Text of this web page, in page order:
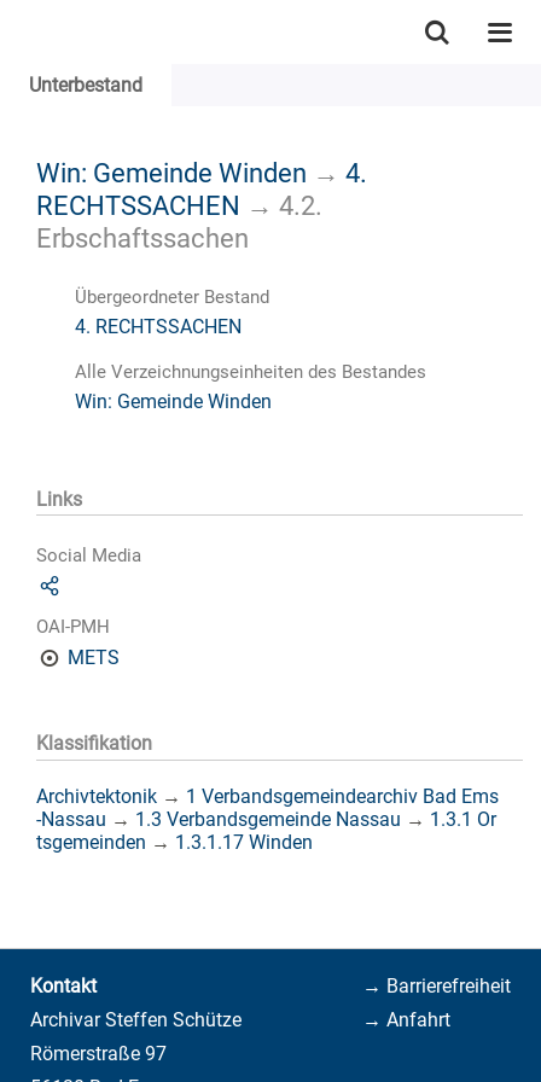
Unterbestand
Win: Gemeinde Winden → 4.
RECHTSSACHEN → 4.2.
Erbschaftssachen
Übergeordneter Bestand
4. RECHTSSACHEN
Alle Verzeichnungseinheiten des Bestandes
Win: Gemeinde Winden
Links
Social Media
OAI-PMH
METS
Klassifikation
Archivtektonik → 1 Verbandsgemeindearchiv Bad Ems
-Nassau → 1.3 Verbandsgemeinde Nassau → 1.3.1 Or
tsgemeinden → 1.3.1.17 Winden
→ Barrierefreiheit
→ Anfahrt
Kontakt
Archivar Steffen Schütze
Römerstraße 97